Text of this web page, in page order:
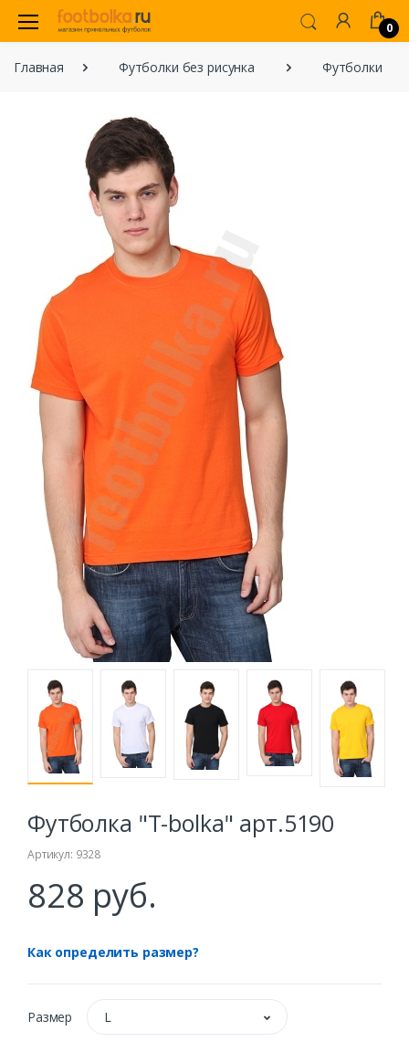
0
Главная Футболки без рисунка Футболки
Футболка "T-bolka" арт.5190
Артикул: 9328
828 руб.
Как определить размер?
Размер L